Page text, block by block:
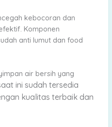
kebocoran dan
Komponen
anti lumut dan food
air bersih yang
ini sudah tersedia
kualitas terbaik dan